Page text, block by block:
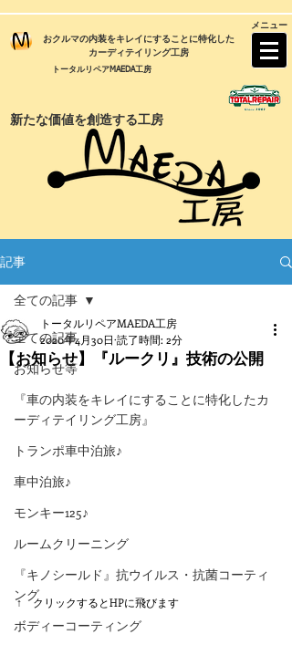
メニュー
おクルマの内装をキレイにすることに特化した
カーディテイリング工房
トータルリペアMAEDA工房
新たな価値を創造する工房
記事
全ての記事
お知らせ等
『車の内装をキレイにすることに特化したカ
ーディテイリング工房』
トランポ車中泊旅♪
車中泊旅♪
モンキー125♪
ルームクリーニング
『キノシールド』抗ウイルス・抗菌コーティ
ング
ボディーコーティング
全ての記事
【お知らせ】『ルークリ』技術の公開
トータルリペアMAEDA工房
2020年4月30日 読了時間: 2分
↑　クリックするとHPに飛びます